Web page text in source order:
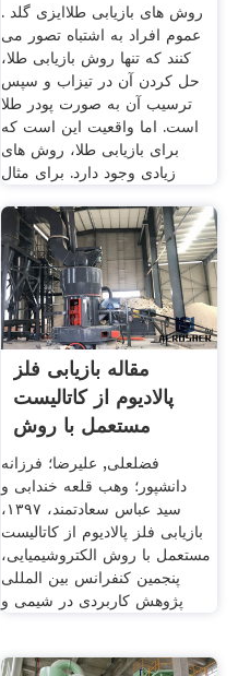
روش های بازیابی طلاایزی گلد .
عموم افراد به اشتباه تصور می
کنند که تنها روش بازیابی طلا،
حل کردن آن در تیزاب و سپس
ترسیب آن به صورت پودر طلا
است. اما واقعیت این است که
برای بازیابی طلا، روش های
زیادی وجود دارد. برای مثال
مقاله بازیابی فلز
پالادیوم از کاتالیست
مستعمل با روش
فضلعلی, علیرضا؛ فرزانه
دانشپور؛ وهب قلعه خندابی و
سید عباس سعادتمند، ۱۳۹۷،
بازیابی فلز پالادیوم از کاتالیست
مستعمل با روش الکتروشیمیایی،
پنجمین کنفرانس بین المللی
پژوهش کاربردی در شیمی و